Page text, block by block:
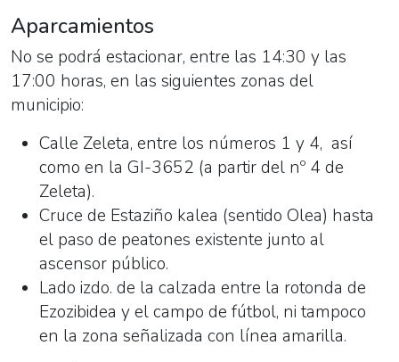
Aparcamientos
No se podrá estacionar, entre las 14:30 y las
17:00 horas, en las siguientes zonas del
municipio:
Calle Zeleta, entre los números 1 y 4, así
como en la GI-3652 (a partir del nº 4 de
Zeleta).
Cruce de Estaziño kalea (sentido Olea) hasta
el paso de peatones existente junto al
ascensor público.
Lado izdo. de la calzada entre la rotonda de
Ezozibidea y el campo de fútbol, ni tampoco
en la zona señalizada con línea amarilla.